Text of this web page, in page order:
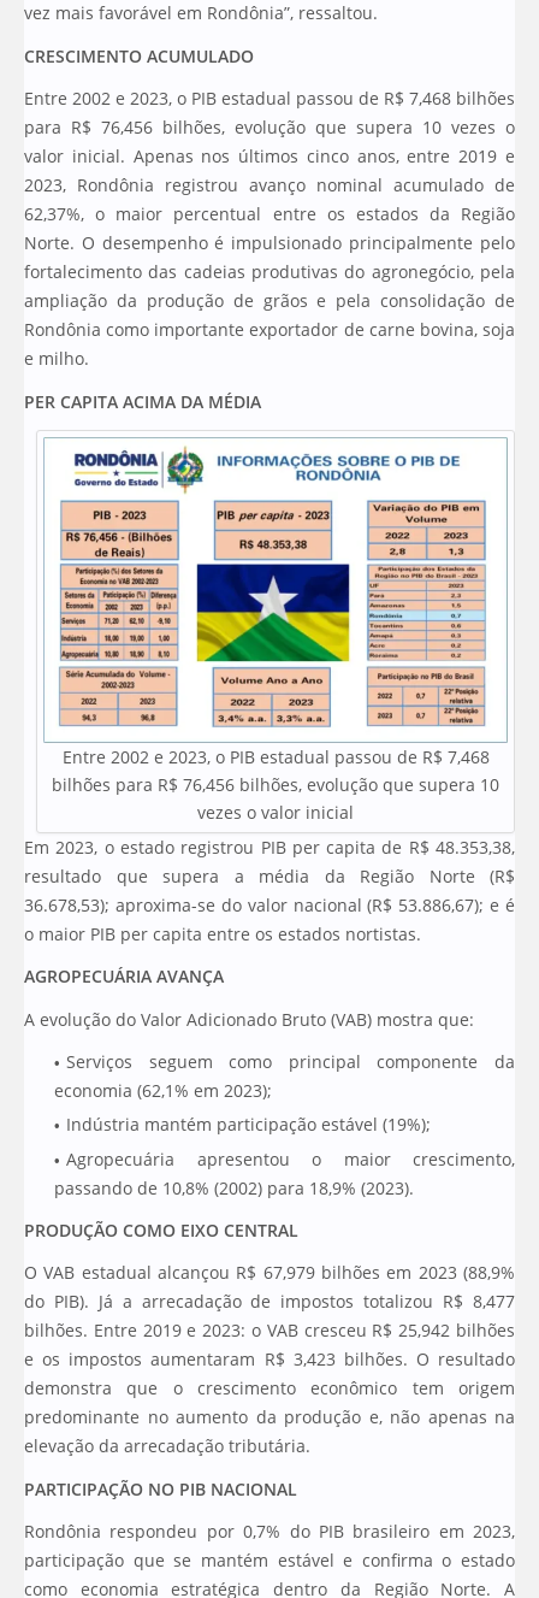
vez mais favorável em Rondônia”, ressaltou.
CRESCIMENTO ACUMULADO
Entre 2002 e 2023, o PIB estadual passou de R$ 7,468 bilhões
para R$ 76,456 bilhões, evolução que supera 10 vezes o
valor inicial. Apenas nos últimos cinco anos, entre 2019 e
2023, Rondônia registrou avanço nominal acumulado de
62,37%, o maior percentual entre os estados da Região
Norte. O desempenho é impulsionado principalmente pelo
fortalecimento das cadeias produtivas do agronegócio, pela
ampliação da produção de grãos e pela consolidação de
Rondônia como importante exportador de carne bovina, soja
e milho.
PER CAPITA ACIMA DA MÉDIA
Entre 2002 e 2023, o PIB estadual passou de R$ 7,468
bilhões para R$ 76,456 bilhões, evolução que supera 10
vezes o valor inicial
Em 2023, o estado registrou PIB per capita de R$ 48.353,38,
resultado que supera a média da Região Norte (R$
36.678,53); aproxima-se do valor nacional (R$ 53.886,67); e é
o maior PIB per capita entre os estados nortistas.
AGROPECUÁRIA AVANÇA
A evolução do Valor Adicionado Bruto (VAB) mostra que:
Serviços seguem como principal componente da
economia (62,1% em 2023);
Indústria mantém participação estável (19%);
Agropecuária apresentou o maior crescimento,
passando de 10,8% (2002) para 18,9% (2023).
PRODUÇÃO COMO EIXO CENTRAL
O VAB estadual alcançou R$ 67,979 bilhões em 2023 (88,9%
do PIB). Já a arrecadação de impostos totalizou R$ 8,477
bilhões. Entre 2019 e 2023: o VAB cresceu R$ 25,942 bilhões
e os impostos aumentaram R$ 3,423 bilhões. O resultado
demonstra que o crescimento econômico tem origem
predominante no aumento da produção e, não apenas na
elevação da arrecadação tributária.
PARTICIPAÇÃO NO PIB NACIONAL
Rondônia respondeu por 0,7% do PIB brasileiro em 2023,
participação que se mantém estável e confirma o estado
como economia estratégica dentro da Região Norte. A